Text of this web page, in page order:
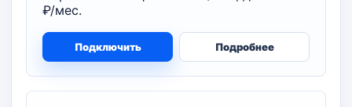
₽/мес.
Подключить Подробнее